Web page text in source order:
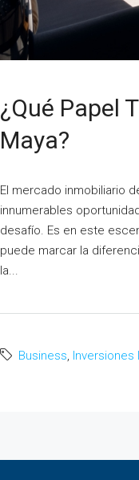
¿Qué Papel
Maya?
El mercado inmobiliario
innumerables
desafío. Es en este
puede marcar la
la...
Business, Inversiones